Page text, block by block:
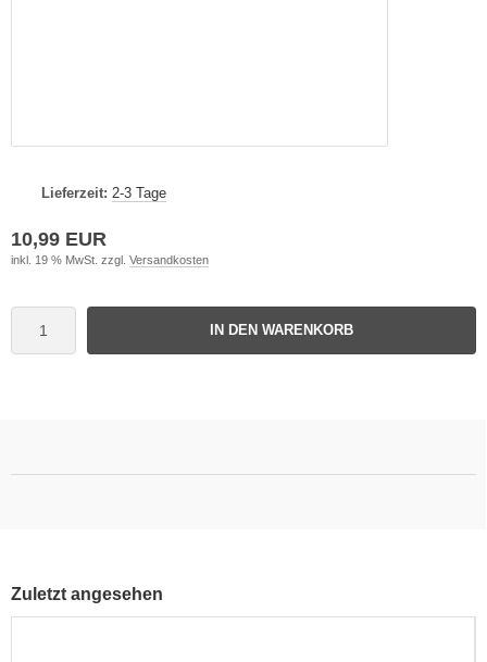
Lieferzeit: 2-3 Tage
10,99 EUR
inkl. 19 % MwSt. zzgl. Versandkosten
IN DEN WARENKORB
Zuletzt angesehen